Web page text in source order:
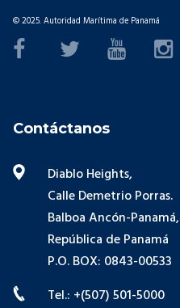
© 2025. Autoridad Marítima de Panamá
Contáctanos
Diablo Heights,
Calle Demetrio Porras.
Balboa Ancón-Panamá,
República de Panamá
P.O. BOX: 0843-00533
Tel.: +(507) 501-5000